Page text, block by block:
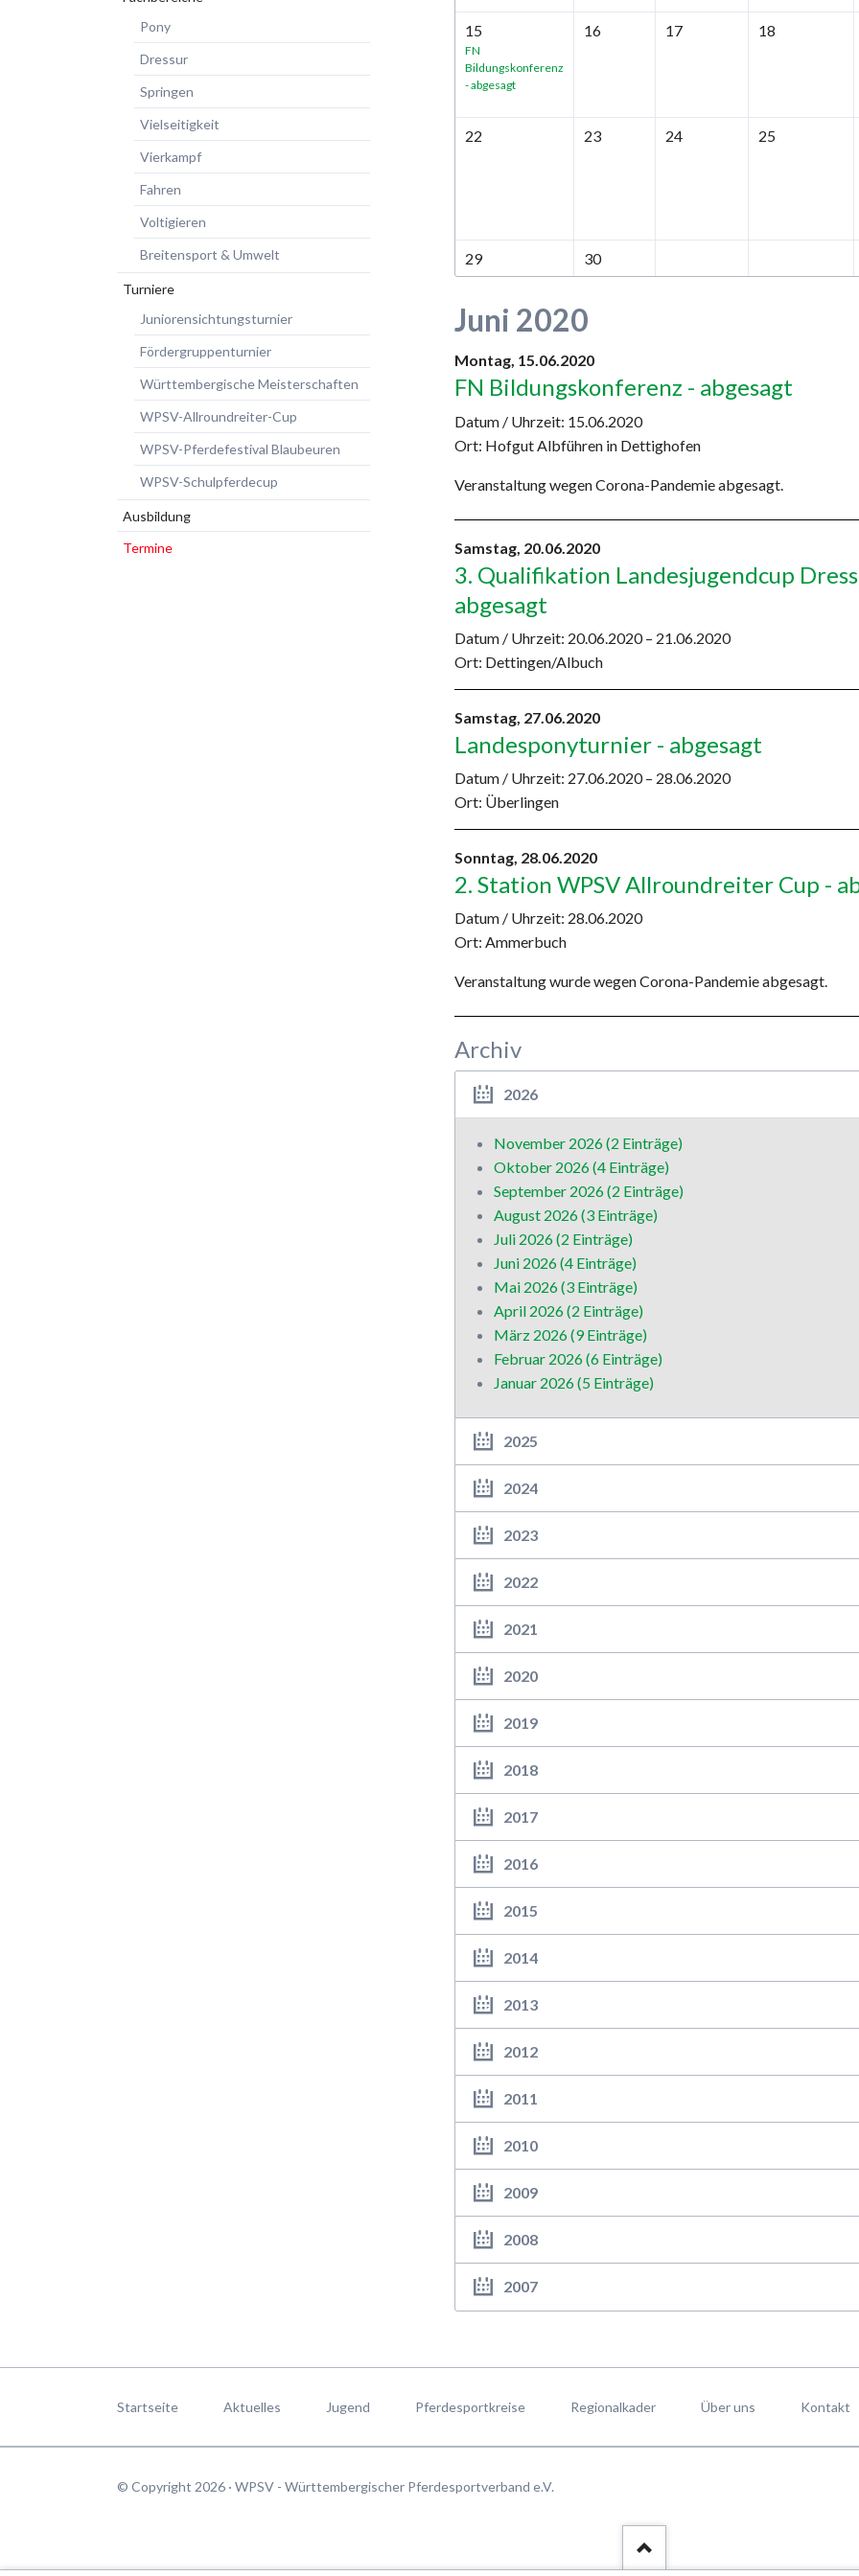
15
FN
Bildungskonferenz
- abgesagt
16 17 18
22 23 24 25
29 30
Juni 2020
Montag, 15.06.2020
FN Bildungskonferenz - abgesagt
Datum / Uhrzeit: 15.06.2020
Ort: Hofgut Albführen in Dettighofen
Veranstaltung wegen Corona-Pandemie abgesagt.
Samstag, 20.06.2020
3. Qualifikation Landesjugendcup
abgesagt
Datum / Uhrzeit: 20.06.2020 – 21.06.2020
Ort: Dettingen/Albuch
Samstag, 27.06.2020
Landesponyturnier - abgesagt
Datum / Uhrzeit: 27.06.2020 – 28.06.2020
Ort: Überlingen
Sonntag, 28.06.2020
2. Station WPSV Allroundreiter Cup -
Datum / Uhrzeit: 28.06.2020
Ort: Ammerbuch
Veranstaltung wurde wegen Corona-Pandemie abgesagt.
Archiv
2026
November 2026 (2 Einträge)
Oktober 2026 (4 Einträge)
September 2026 (2 Einträge)
August 2026 (3 Einträge)
Juli 2026 (2 Einträge)
Juni 2026 (4 Einträge)
Mai 2026 (3 Einträge)
April 2026 (2 Einträge)
März 2026 (9 Einträge)
Februar 2026 (6 Einträge)
Januar 2026 (5 Einträge)
2025
2024
2023
2022
2021
2020
2019
2018
2017
2016
2015
2014
2013
2012
2011
2010
2009
2008
2007
Pony
Dressur
Springen
Vielseitigkeit
Vierkampf
Fahren
Voltigieren
Breitensport & Umwelt
Turniere
Juniorensichtungsturnier
Fördergruppenturnier
Württembergische Meisterschaften
WPSV-Allroundreiter-Cup
WPSV-Pferdefestival Blaubeuren
WPSV-Schulpferdecup
Ausbildung
Termine
Startseite Aktuelles Jugend Pferdesportkreise Regionalkader Über uns Kontakt
© Copyright 2026 · WPSV - Württembergischer Pferdesportverband e.V.